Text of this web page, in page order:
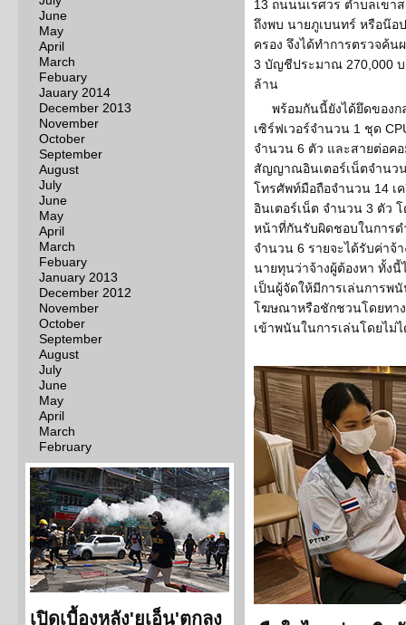
June
May
April
March
Febuary
Jauary 2014
December 2013
November
October
September
August
July
June
May
April
March
Febuary
January 2013
December 2012
November
October
September
August
July
June
May
April
March
February
เปิดเบื้องหลัง'ยูเอ็น'ตกลง
13 ถนนนเรศวร ตำบลเขา
ถึงพบ นายภูเบนทร์ หรือน๊
ครอง จึงได้ทำการตรวจค้
3 บัญชีประมาณ 270,000 บ
ล้าน
พร้อมกันนี้ยังได้ยึดของก
เซิร์ฟเวอร์จำนวน 1 ชุด
จำนวน 6 ตัว และสายต่อค
สัญญาณอินเตอร์เน็ตจำนว
โทรศัพท์มือถือจำนวน 14 เ
อินเตอร์เน็ต จำนวน 3 ตัว
หน้าที่กันรับผิดชอบในการด
จำนวน 6 รายจะได้รับค่าจ้
นายทุนว่าจ้างผู้ต้องหา ทั้งนี้
เป็นผู้จัดให้มีการเล่นการพ
โฆษณาหรือชักชวนโดยทาง
เข้าพนันในการเล่นโดยไม่